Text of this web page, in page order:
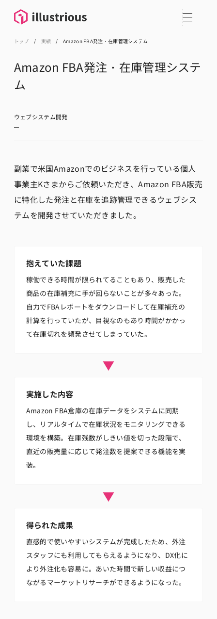
トップ / 実績 /Amazon FBA発注・在庫管理システム
Amazon FBA発注・在庫管理システ
ム
ウェブシステム開発
副業で米国Amazonでのビジネスを行っている個人
事業主Kさまからご依頼いただき、Amazon FBA販売
に特化した発注と在庫を追跡管理できるウェブシス
テムを開発させていただきました。
抱えていた課題
稼働できる時間が限られてることもあり、販売した
商品の在庫補充に手が回らないことが多々あった。
自力でFBAレポートをダウンロードして在庫補充の
計算を行っていたが、目視なのもあり時間がかかっ
て在庫切れを頻発させてしまっていた。
実施した内容
Amazon FBA倉庫の在庫データをシステムに同期
し、リアルタイムで在庫状況をモニタリングできる
環境を構築。在庫残数がしきい値を切った段階で、
直近の販売量に応じて発注数を提案できる機能を実
装。
得られた成果
直感的で使いやすいシステムが完成したため、外注
スタッフにも利用してもらえるようになり、DX化に
より外注化も容易に。あいた時間で新しい収益につ
ながるマーケットリサーチができるようになった。